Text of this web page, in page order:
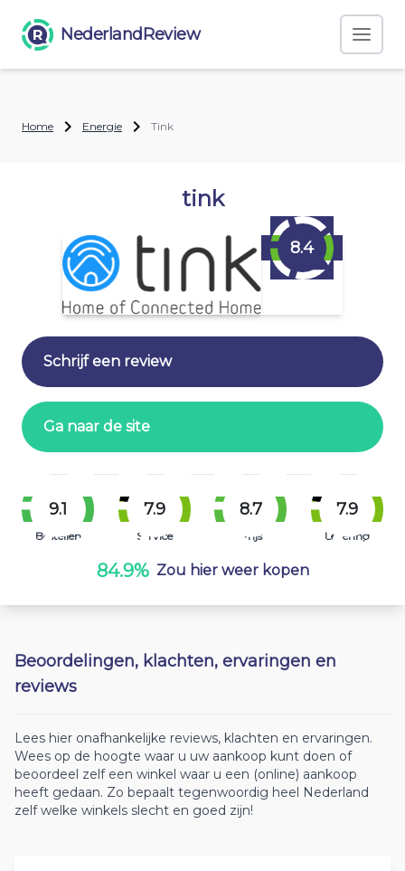
NederlandReview
Home Energie Tink
tink
8.4
Schrijf een review
Ga naar de site
9.1
Bestellen
7.9
Service
8.7
Prijs
7.9
Levering
84.9% Zou hier weer kopen
Beoordelingen, klachten, ervaringen en
reviews
Lees hier onafhankelijke reviews, klachten en ervaringen.
Wees op de hoogte waar u uw aankoop kunt doen of
beoordeel zelf een winkel waar u een (online) aankoop
heeft gedaan. Zo bepaalt tegenwoordig heel Nederland
zelf welke winkels slecht en goed zijn!